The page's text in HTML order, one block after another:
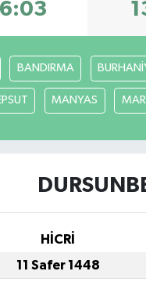
BANDIRMA
MANYAS
HİCRİ
11 Safer 1448